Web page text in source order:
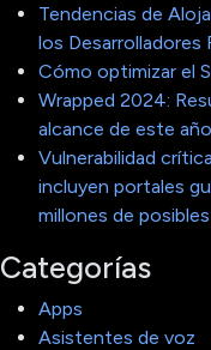
Tendencias de
los Desarrolladores
Cómo optimizar el
Wrapped 2024:
alcance de este año
Vulnerabilidad
incluyen portales
millones de
Categorías
Apps
Asistentes de voz